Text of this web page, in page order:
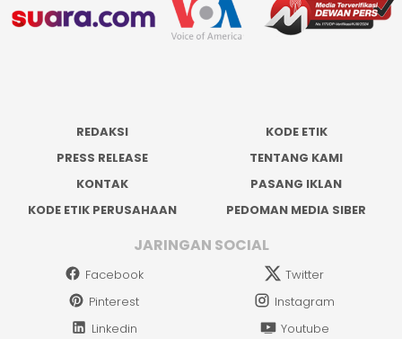
REDAKSI
KODE ETIK
PRESS RELEASE
TENTANG KAMI
KONTAK
PASANG IKLAN
KODE ETIK PERUSAHAAN
PEDOMAN MEDIA SIBER
JARINGAN SOCIAL
Facebook
Twitter
Pinterest
Instagram
Linkedin
Youtube